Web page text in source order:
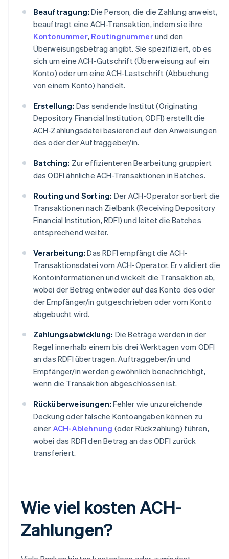
Beauftragung: Die Person, die die Zahlung anweist,
beauftragt eine ACH-Transaktion, indem sie ihre
Kontonummer, Routingnummerund den
Überweisungsbetrag angibt. Sie spezifiziert, ob es
sich um eine ACH-Gutschrift (Überweisung auf ein
Konto) oder um eine ACH-Lastschrift (Abbuchung
von einem Konto) handelt.
Erstellung: Das sendende Institut (Originating
Depository Financial Institution, ODFI) erstellt die
ACH-Zahlungsdatei basierend auf den Anweisungen
des oder der Auftraggeber/in.
Batching: Zur effizienteren Bearbeitung gruppiert
das ODFI ähnliche ACH-Transaktionen in Batches.
Routing und Sorting: Der ACH-Operator sortiert die
Transaktionen nach Zielbank (Receiving Depository
Financial Institution, RDFI) und leitet die Batches
entsprechend weiter.
Verarbeitung: Das RDFI empfängt die ACH-
Transaktionsdatei vom ACH-Operator. Er validiert die
Kontoinformationen und wickelt die Transaktion ab,
wobei der Betrag entweder auf das Konto des oder
der Empfänger/in gutgeschrieben oder vom Konto
abgebucht wird.
Zahlungsabwicklung: Die Beträge werden in der
Regel innerhalb einem bis drei Werktagen vom ODFI
an das RDFI übertragen. Auftraggeber/in und
Empfänger/in werden gewöhnlich benachrichtigt,
wenn die Transaktion abgeschlossen ist.
Rücküberweisungen: Fehler wie unzureichende
Deckung oder falsche Kontoangaben können zu
einer ACH-Ablehnung (oder Rückzahlung) führen,
wobei das RDFI den Betrag an das ODFI zurück
transferiert.
Wie viel kosten ACH-
Zahlungen?